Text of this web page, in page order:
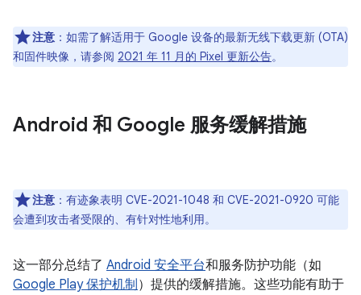
注意 ：如需了解适用于 Google 设备的最新无线下载更新 (OTA)
和固件映像，请参阅 2021 年 11 月的 Pixel 更新公告。
Android 和 Google 服务缓解措施
注意 ：有迹象表明 CVE-2021-1048 和 CVE-2021-0920 可能
会遭到攻击者受限的、有针对性地利用。
这一部分总结了 Android 安全平台和服务防护功能（如
Google Play 保护机制 ）提供的缓解措施。这些功能有助于